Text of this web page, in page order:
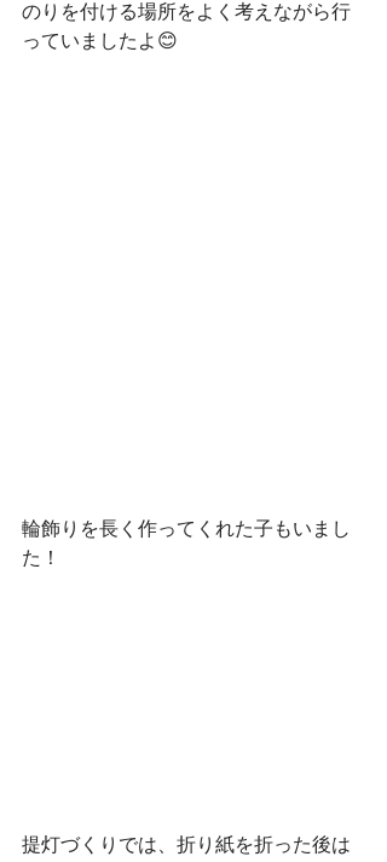
のりを付ける場所をよく考えながら行
っていましたよ😊
輪飾りを長く作ってくれた子もいまし
た！
提灯づくりでは、折り紙を折った後は